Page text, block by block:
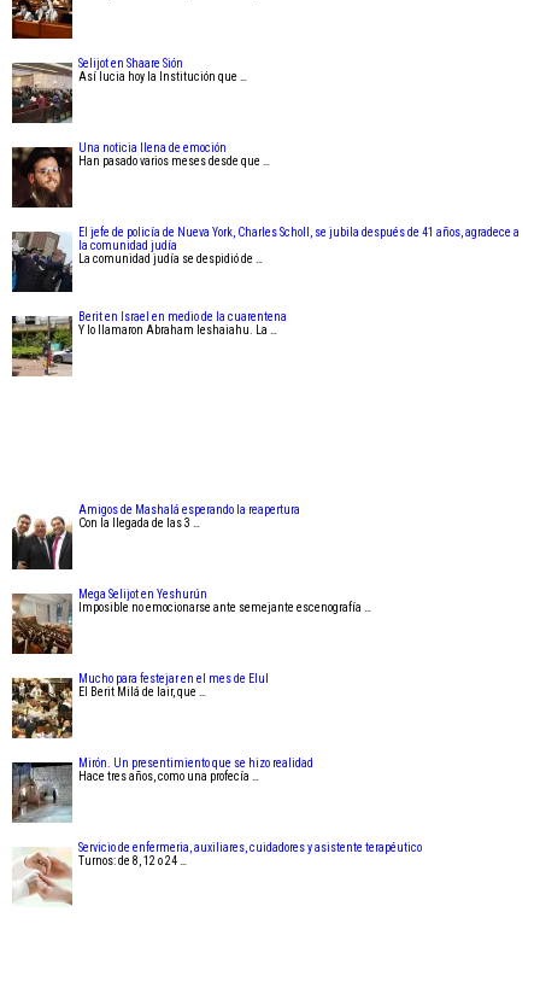
Selijot en Shaare Sión
Así lucia hoy la Institución que …
Una noticia llena de emoción
Han pasado varios meses desde que …
El jefe de policía de Nueva York, Charles Scholl, se jubila después de 41 años, agradece a
la comunidad judía
La comunidad judía se despidió de …
Berit en Israel en medio de la cuarentena
Y lo llamaron Abraham Ieshaiahu. La …
Amigos de Mashalá esperando la reapertura
Con la llegada de las 3 …
Mega Selijot en Yeshurún
Imposible no emocionarse ante semejante escenografía …
Mucho para festejar en el mes de Elul
El Berit Milá de Iair, que …
Mirón. Un presentimiento que se hizo realidad
Hace tres años, como una profecía …
Servicio de enfermeria, auxiliares, cuidadores y asistente terapéutico
Turnos: de 8, 12 o 24 …